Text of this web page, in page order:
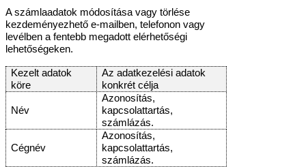
A számlaadatok módosítása vagy törlése
kezdeményezhető e-mailben, telefonon vagy
levélben a fentebb megadott elérhetőségi
lehetőségeken.
Kezelt adatok
köre
Az adatkezelési adatok
konkrét célja
Név
Azonosítás,
kapcsolattartás,
számlázás.
Cégnév
Azonosítás,
kapcsolattartás,
számlázás.